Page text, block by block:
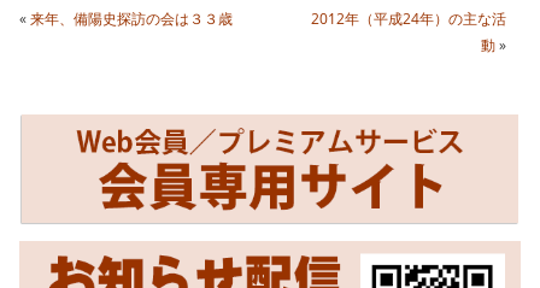
«来年、備陽史探訪の会は３３歳
2012年（平成24年）の主な活
動»